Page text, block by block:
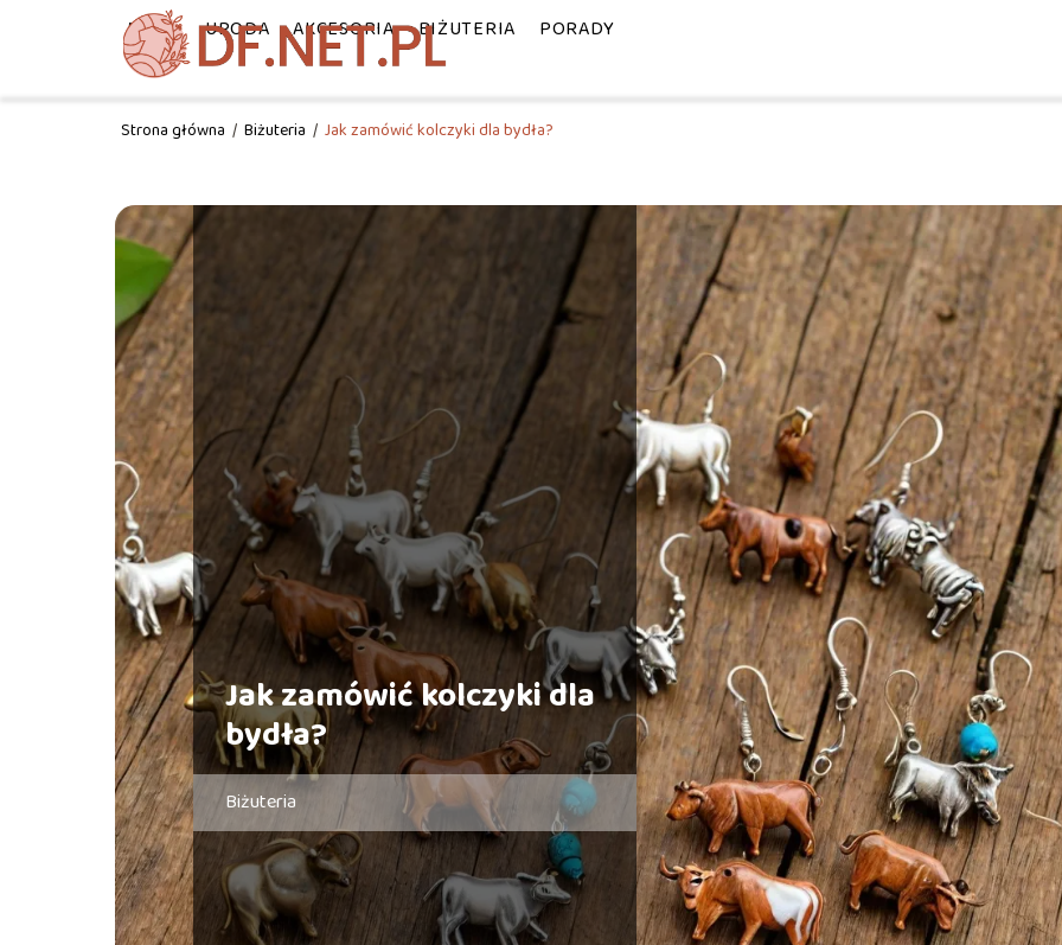
MODA URODA AKCESORIA BIŻUTERIA PORADY
Strona główna / Biżuteria / Jak zamówić kolczyki dla bydła?
Jak zamówić kolczyki dla
bydła?
Biżuteria